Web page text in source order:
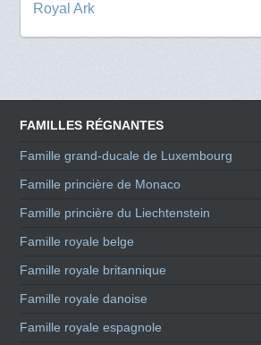
Royal Ark
FAMILLES RÉGNANTES
Famille grand-ducale de Luxembourg
Famille princière de Monaco
Famille princière du Liechtenstein
Famille royale belge
Famille royale britannique
Famille royale danoise
Famille royale espagnole